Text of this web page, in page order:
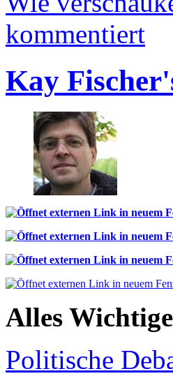
kommentiert
Kay
Alles
Politische